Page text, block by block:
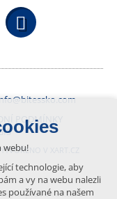
YouTube
PODMÍNKY
V XART.CZ
právem, které
webu!
technologie, aby
a vy na webu nalezli
používané na našem